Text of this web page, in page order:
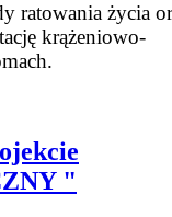
ratowania życia
krążeniowo-
"